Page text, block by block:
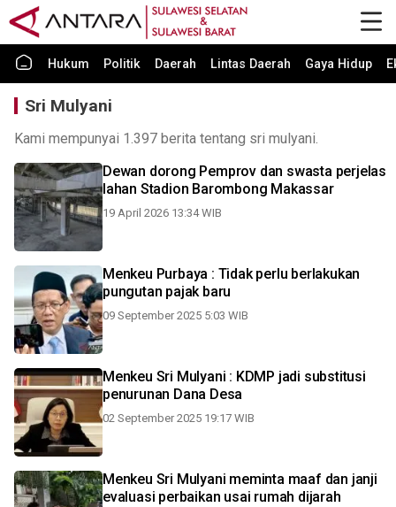
Hukum Politik Daerah Lintas Daerah Gaya Hidup
Sri Mulyani
Kami mempunyai 1.397 berita tentang sri mulyani.
Dewan dorong Pemprov dan swasta perjelas
lahan Stadion Barombong Makassar
19 April 2026 13:34 WIB
Menkeu Purbaya : Tidak perlu berlakukan
pungutan pajak baru
09 September 2025 5:03 WIB
Menkeu Sri Mulyani : KDMP jadi substitusi
penurunan Dana Desa
02 September 2025 19:17 WIB
Menkeu Sri Mulyani meminta maaf dan janji
evaluasi perbaikan usai rumah dijarah